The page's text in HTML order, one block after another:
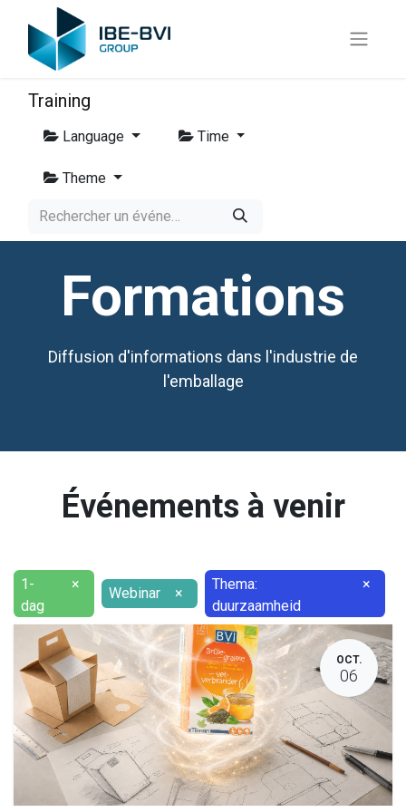
Training
Language Time
Theme
Formations
Diffusion d'informations dans l'industrie de
l'emballage
Événements à venir
1-
dag
×
Webinar ×
Thema:
duurzaamheid
×
OCT.
06